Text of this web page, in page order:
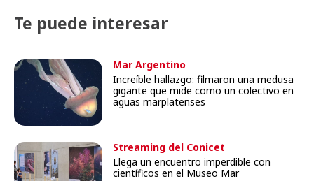
Te puede interesar
Mar Argentino
Increíble hallazgo: filmaron una medusa
gigante que mide como un colectivo en
aguas marplatenses
Streaming del Conicet
Llega un encuentro imperdible con
científicos en el Museo Mar